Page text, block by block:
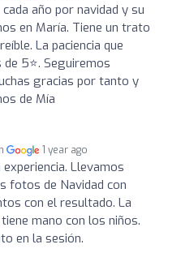
año por navidad y su
en María. Tiene un trato
La paciencia que
5⭐. Seguiremos
gracias por tanto y
de Mía
1 year ago
experiencia. Llevamos
fotos de Navidad con
con el resultado. La
mano con los niños.
en la sesión.